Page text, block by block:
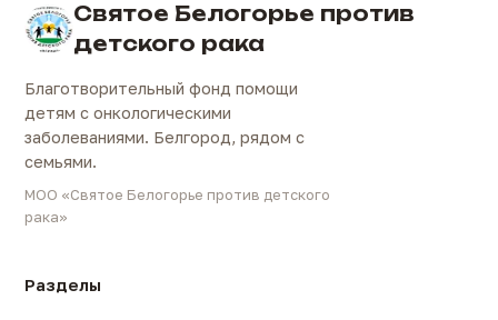
Святое Белогорье против
детского рака
Благотворительный фонд помощи
детям с онкологическими
заболеваниями. Белгород, рядом с
семьями.
МОО «Святое Белогорье против детского
рака»
Разделы